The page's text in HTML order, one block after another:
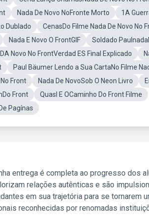
Nada De Novo NoFronte Morto
1A
Dublado
CenasDo Filme Nada De Novo No
Nada E Novo O FrontGIF
Soldado
Novo No FrontVerdad ES Final Explicado
Paul Bäumer Lendo a Sua CartaNo Filme
Front
Nada De NovoSob O Neon Livro
Front
Quasl E OCaminho Do Front Filme
Pagínas
entrega é completa ao progresso dos
relações autênticas e são
em sua trajetória para se tornarem
reconhecidas por renomadas